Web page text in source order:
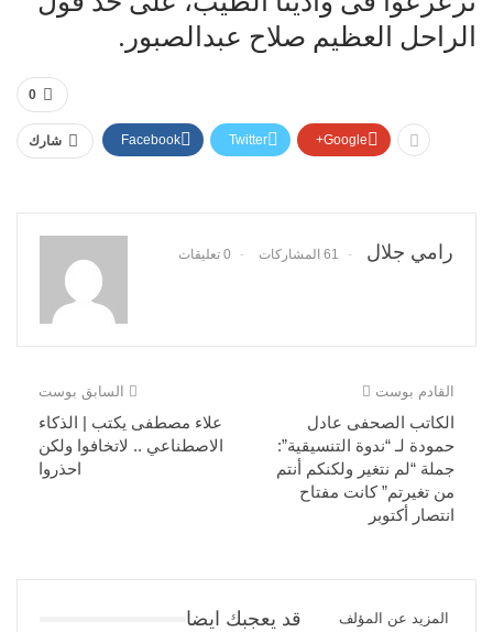
الراحل العظيم صلاح عبدالصبور.
0
شارك Facebook Twitter Google+
رامي جلال 61 المشاركات 0 تعليقات
السابق بوست
علاء مصطفى يكتب | الذكاء
الاصطناعي .. لاتخافوا ولكن
احذروا
القادم بوست
الكاتب الصحفى عادل
حمودة لـ “ندوة التنسيقية”:
جملة “لم نتغير ولكنكم أنتم
من تغيرتم” كانت مفتاح
انتصار أكتوبر
قد يعجبك ايضا المزيد عن المؤلف